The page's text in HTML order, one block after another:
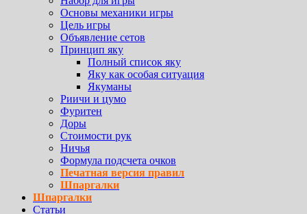
Основы механики игры
Цель игры
Объявление сетов
Принцип яку
Полный список яку
Яку как особая ситуация
Якуманы
Риичи и цумо
Фуритен
Доры
Стоимости рук
Ничья
Формула подсчета очков
Печатная версия правил
Шпаргалки
Шпаргалки
Статьи